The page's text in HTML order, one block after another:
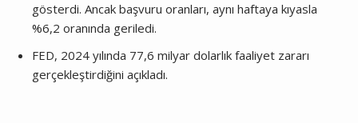
gösterdi. Ancak başvuru oranları, aynı haftaya kıyasla
%6,2 oranında geriledi.
FED, 2024 yılında 77,6 milyar dolarlık faaliyet zararı
gerçekleştirdiğini açıkladı.